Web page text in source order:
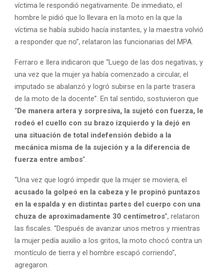
víctima le respondió negativamente. De inmediato, el
hombre le pidió que lo llevara en la moto en la que la
víctima se había subido hacía instantes, y la maestra volvió
a responder que no”, relataron las funcionarias del MPA.
Ferraro e Ilera indicaron que “Luego de las dos negativas, y
una vez que la mujer ya había comenzado a circular, el
imputado se abalanzó y logró subirse en la parte trasera
de la moto de la docente”. En tal sentido, sostuvieron que
“De manera artera y sorpresiva, la sujetó con fuerza, le
rodeó el cuello con su brazo izquierdo y la dejó en
una situación de total indefensión debido a la
mecánica misma de la sujeción y a la diferencia de
fuerza entre ambos”.
“Una vez que logró impedir que la mujer se moviera, el
acusado la golpeó en la cabeza y le propinó puntazos
en la espalda y en distintas partes del cuerpo con una
chuza de aproximadamente 30 centímetros”, relataron
las fiscales. “Después de avanzar unos metros y mientras
la mujer pedía auxilio a los gritos, la moto chocó contra un
montículo de tierra y el hombre escapó corriendo”,
agregaron.